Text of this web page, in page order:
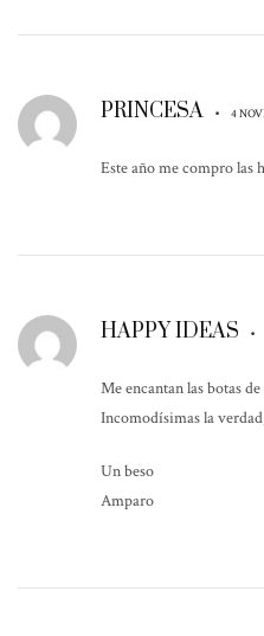
PRINCESA • 4
Este año me compro las
HAPPY IDEAS •
Me encantan las botas
Incomodísimas la
Un beso
Amparo